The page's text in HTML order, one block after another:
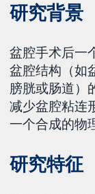
研究背景
盆腔手术后一
盆腔结构（如
膀胱或肠道）
减少盆腔粘连
一个合成的物
研究特征